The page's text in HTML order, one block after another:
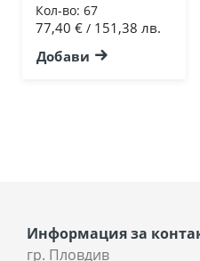
Кол-во: 67
77,40 € / 151,38 лв.
Добави
Информация за
гр. Пловдив